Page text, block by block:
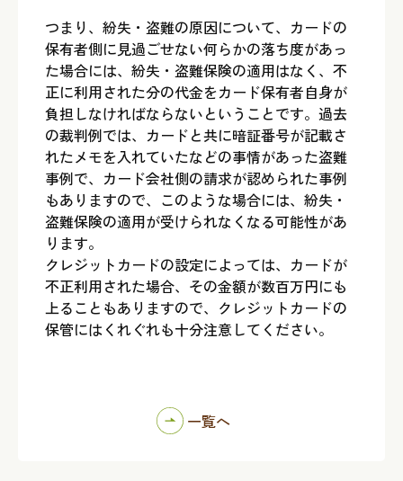
つまり、紛失・盗難の原因について、カードの
保有者側に見過ごせない何らかの落ち度があっ
た場合には、紛失・盗難保険の適用はなく、不
正に利用された分の代金をカード保有者自身が
負担しなければならないということです。過去
の裁判例では、カードと共に暗証番号が記載さ
れたメモを入れていたなどの事情があった盗難
事例で、カード会社側の請求が認められた事例
もありますので、このような場合には、紛失・
盗難保険の適用が受けられなくなる可能性があ
ります。
クレジットカードの設定によっては、カードが
不正利用された場合、その金額が数百万円にも
上ることもありますので、クレジットカードの
保管にはくれぐれも十分注意してください。
一覧へ